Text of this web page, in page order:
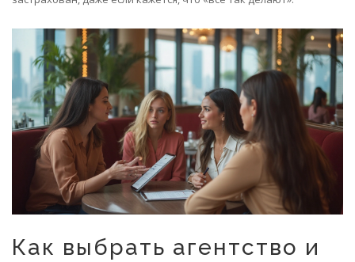
Как выбрать агентство и